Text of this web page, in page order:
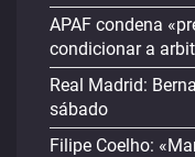
APAF condena
condicionar a
Real Madrid:
sábado
Filipe Coelho: